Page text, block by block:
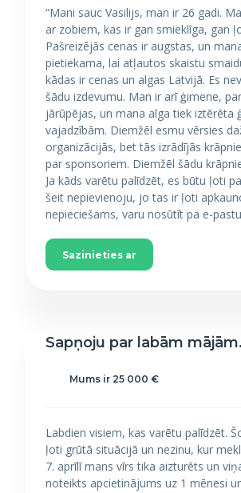
“Mani sauc Vasilijs, man ir 26 gadi.
ar zobiem, kas ir gan smieklīga, gan
Pašreizējās cenas ir augstas, un
pietiekama, lai atļautos skaistu
kādas ir cenas un algas Latvijā. Es
šādu izdevumu. Man ir arī ģimene,
jārūpējas, un mana alga tiek iztērēta
vajadzībām. Diemžēl esmu vērsies
organizācijās, bet tās izrādījās
par sponsoriem. Diemžēl šādu
Ja kāds varētu palīdzēt, es būtu ļoti
šeit nepievienoju, jo tas ir ļoti
nepieciešams, varu nosūtīt pa e-
Sazinieties ar
Sapņoju par labām mājām.
Mums ir 25 000 €
Labdien visiem, kas varētu palīdzēt.
ļoti grūtā situācijā un nezinu, kur
7. aprīlī mans vīrs tika aizturēts un
noteikts apcietinājums uz 1 mēnesi